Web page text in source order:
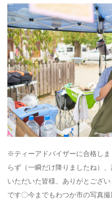
※ティーアドバイザーに合格し
らず（一瞬だけ降りましたね）
いただいた皆様、ありがとござ
です〇今までもわつか市の写真